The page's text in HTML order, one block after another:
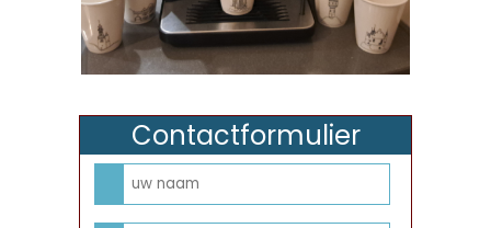
Contactformulier